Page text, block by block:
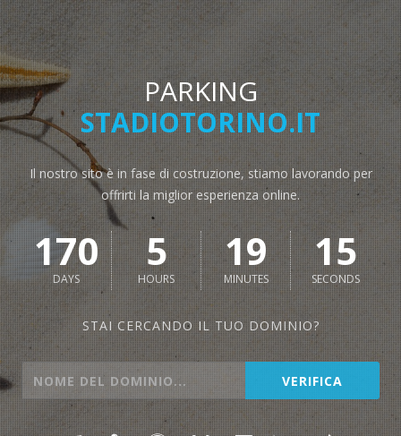
PARKING
STADIOTORINO.IT
Il nostro sito è in fase di costruzione, stiamo lavorando per
offrirti la miglior esperienza online.
170
DAYS
5
HOURS
19
MINUTES
15
SECONDS
STAI CERCANDO IL TUO DOMINIO?